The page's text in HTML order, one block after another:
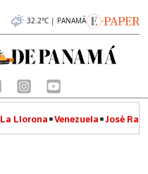
32.2°C | PANAMÁ
La Llorona Venezuela José